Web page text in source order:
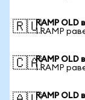
🇷🇺RAMP OLD
1 RAMP
🇨🇦RAMP OLD
1 RAMP
RAMP